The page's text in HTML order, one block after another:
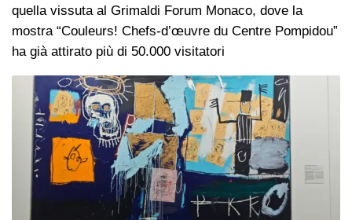
quella vissuta al Grimaldi Forum Monaco, dove la
mostra “Couleurs! Chefs-d’œuvre du Centre Pompidou”
ha già attirato più di 50.000 visitatori